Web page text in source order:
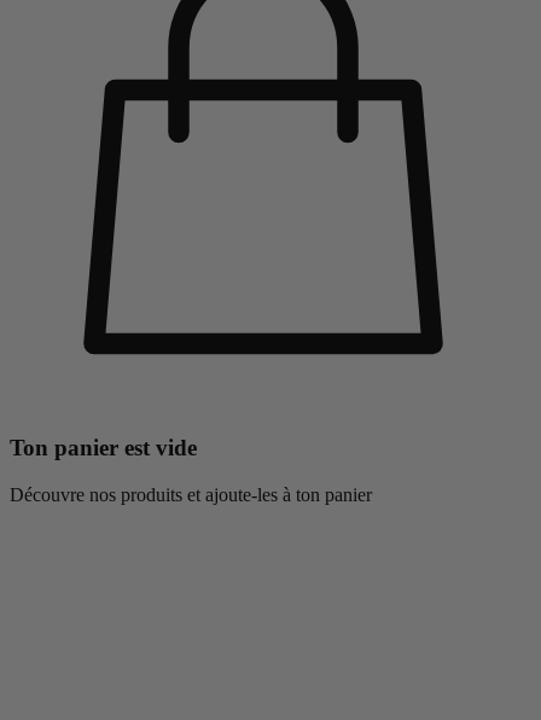
Ton panier est vide
Découvre nos produits et ajoute-les à ton panier